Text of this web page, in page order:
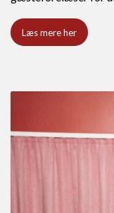
Læs mere her